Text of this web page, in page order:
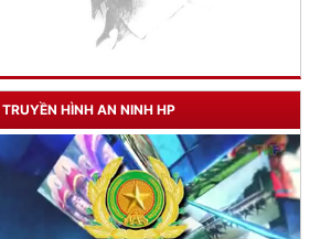
TƯ CÁCH
NGƯỜI CÔNG AN CÁCH MỆNH LÀ:
TRUYỀN HÌNH AN NINH HP